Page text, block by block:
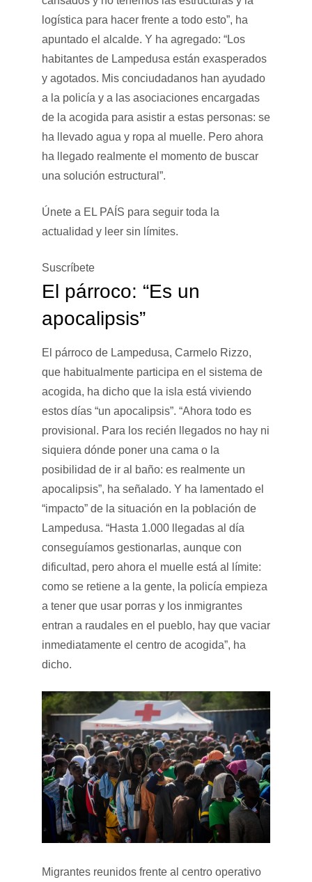
logística para hacer frente a todo esto”, ha
apuntado el alcalde. Y ha agregado: “Los
habitantes de Lampedusa están exasperados
y agotados. Mis conciudadanos han ayudado
a la policía y a las asociaciones encargadas
de la acogida para asistir a estas personas: se
ha llevado agua y ropa al muelle. Pero ahora
ha llegado realmente el momento de buscar
una solución estructural”.
Únete a EL PAÍS para seguir toda la
actualidad y leer sin límites.
Suscríbete
El párroco: “Es un
apocalipsis”
El párroco de Lampedusa, Carmelo Rizzo,
que habitualmente participa en el sistema de
acogida, ha dicho que la isla está viviendo
estos días “un apocalipsis”. “Ahora todo es
provisional. Para los recién llegados no hay ni
siquiera dónde poner una cama o la
posibilidad de ir al baño: es realmente un
apocalipsis”, ha señalado. Y ha lamentado el
“impacto” de la situación en la población de
Lampedusa. “Hasta 1.000 llegadas al día
conseguíamos gestionarlas, aunque con
dificultad, pero ahora el muelle está al límite:
como se retiene a la gente, la policía empieza
a tener que usar porras y los inmigrantes
entran a raudales en el pueblo, hay que vaciar
inmediatamente el centro de acogida”, ha
dicho.
Migrantes reunidos frente al centro operativo